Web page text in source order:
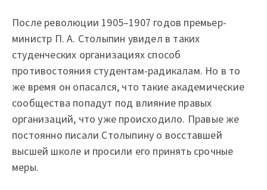
После революции 1905–1907 годов премьер-
министр П. А. Столыпин увидел в таких
студенческих организациях способ
противостояния студентам-радикалам. Но в то
же время он опасался, что такие академические
сообщества попадут под влияние правых
организаций, что уже происходило. Правые же
постоянно писали Столыпину о восставшей
высшей школе и просили его принять срочные
меры.